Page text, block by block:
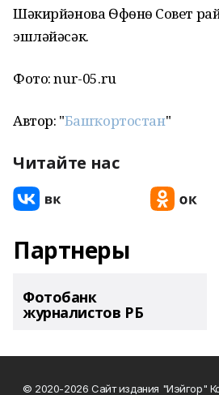
Шәкирйәнова Ѳфѳнѳң Совет
эшләйәсәк.
Фото: nur-05.ru
Автор: "Башҡортостан"
Читайте нас
Партнеры
Фотобанк
журналистов РБ
© 2020-2026 Сайт издания "Иэйгор"